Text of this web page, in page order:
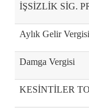
İŞSİZLİK SİG.
Aylık Gelir Vergisi
Damga Vergisi
KESİNTİLER